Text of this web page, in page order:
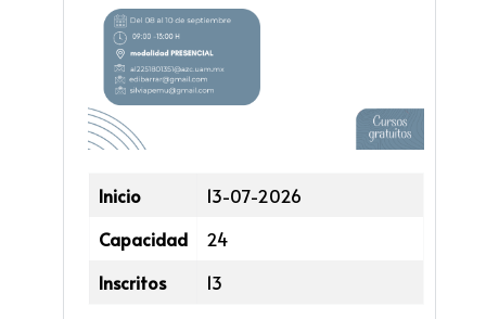
Inicio
13-07-2026
Capacidad
24
Inscritos
13